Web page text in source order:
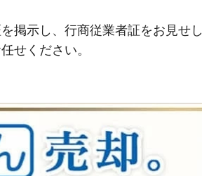
掲示し、行商従業者証をお見せし
せください。